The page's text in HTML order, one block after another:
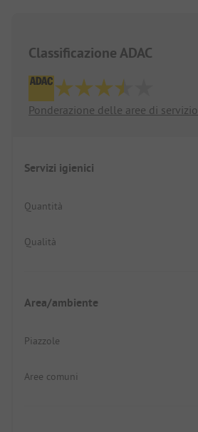
Classificazione ADAC
Ponderazione delle aree di servizio
Servizi igienici
Quantità
Qualità
Area/ambiente
Piazzole
Aree comuni